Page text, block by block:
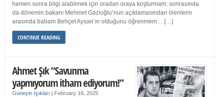
hemen sonra bilgi alabilmek için oradan oraya koşturmam; sonrasında
da dönemin bakanı Mehmet Gazioğlu’nun açıklamasından ölenlerin
arasında babam Behçet Aysan’ın olduğunu öğrenmem… […]
CONTINUE READING
Ahmet Şık “Savunma
yapmıyorum itham ediyorum!”
Güneyin Işıkları | February 16, 2025